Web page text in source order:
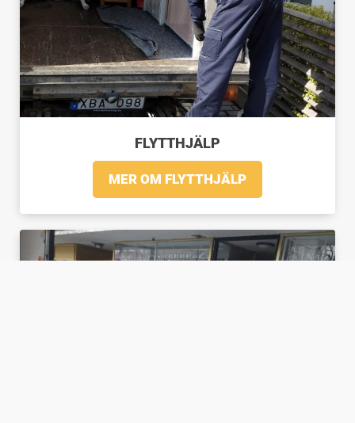
FLYTTHJÄLP
MER OM FLYTTHJÄLP